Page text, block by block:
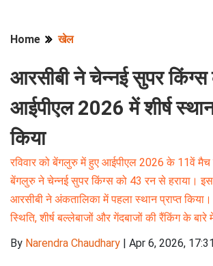
Home खेल
आरसीबी ने चेन्नई सुपर किंग्स
आईपीएल 2026 में शीर्ष
किया
रविवार को बेंगलुरु में हुए आईपीएल 2026 के 11वें
बेंगलुरु ने चेन्नई सुपर किंग्स को 43 रन से हराया।
आरसीबी ने अंकतालिका में पहला स्थान प्राप्त
स्थिति, शीर्ष बल्लेबाजों और गेंदबाजों की रैंकिंग के बारे
By Narendra Chaudhary | Apr 6, 2026,